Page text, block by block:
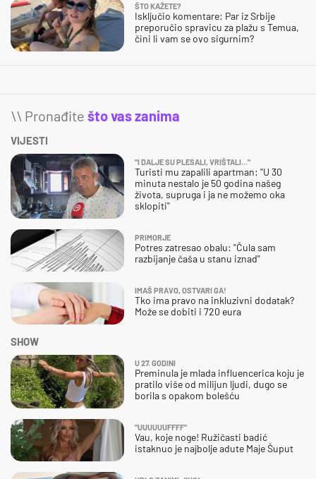
ŠTO KAŽETE?
Isključio komentare: Par iz Srbije
preporučio spravicu za plažu s Temua,
čini li vam se ovo sigurnim?
\\ Pronađite što vas zanima
VIJESTI
"I DALJE SU PLESALI, VRIŠTALI..."
Turisti mu zapalili apartman: "U 30
minuta nestalo je 50 godina našeg
života, supruga i ja ne možemo oka
sklopiti"
PRIMORJE
Potres zatresao obalu: "Čula sam
razbijanje čaša u stanu iznad"
IMAŠ PRAVO, OSTVARI GA!
Tko ima pravo na inkluzivni dodatak?
Može se dobiti i 720 eura
SHOW
U 27. GODINI
Preminula je mlada influencerica koju je
pratilo više od milijun ljudi, dugo se
borila s opakom bolešću
"UUUUUUFFFF"
Vau, koje noge! Ružičasti badić
istaknuo je najbolje adute Maje Šuput